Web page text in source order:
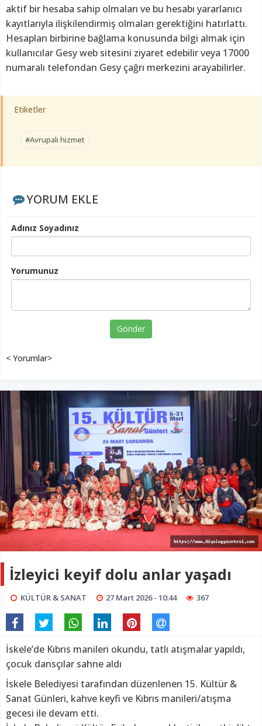
aktif bir hesaba sahip olmaları ve bu hesabı yararlanıcı
kayıtlarıyla ilişkilendirmiş olmaları gerektiğini hatırlattı.
Hesapları birbirine bağlama konusunda bilgi almak için
kullanıcılar Gesy web sitesini ziyaret edebilir veya 17000
numaralı telefondan Gesy çağrı merkezini arayabilirler.
Etiketler
#Avrupalı hizmet
YORUM EKLE
Adınız Soyadınız
Yorumunuz
Gönder
< Yorumlar>
İzleyici keyif dolu anlar yaşadı
KÜLTÜR & SANAT 27 Mart 2026 - 10:44 367
İskele’de Kıbrıs manileri okundu, tatlı atışmalar yapıldı,
çocuk dansçılar sahne aldı
İskele Belediyesi tarafından düzenlenen 15. Kültür &
Sanat Günleri, kahve keyfi ve Kıbrıs manileri/atışma
gecesi ile devam etti.